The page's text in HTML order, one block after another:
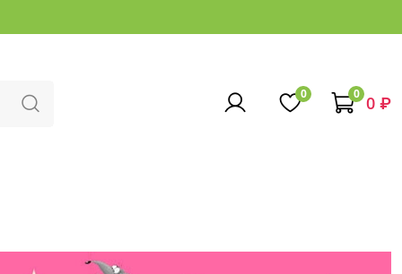
0 0 0 ₽